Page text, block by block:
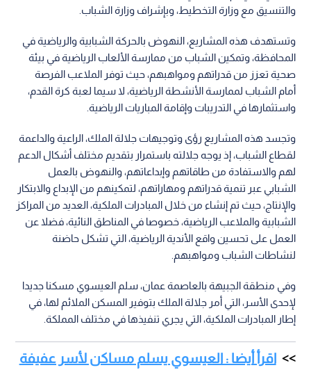
والتنسيق مع وزارة التخطيط، وبإشراف وزارة الشباب.
وتستهدف هذه المشاريع، النهوض بالحركة الشبابية والرياضية في
المحافظة، وتمكين الشباب من ممارسة الألعاب الرياضية في بيئة
صحية تعزز من قدراتهم ومواهبهم، حيث توفر الملاعب الفرصة
أمام الشباب لممارسة الأنشطة الرياضية، لا سيما لعبة كرة القدم،
واستثمارها في التدريبات وإقامة المباريات الرياضية.
وتجسد هذه المشاريع رؤى وتوجيهات جلالة الملك، الراعية والداعمة
لقطاع الشباب، إذ يوجه جلالته باستمرار بتقديم مختلف أشكال الدعم
لهم والاستفادة من طاقاتهم وإبداعاتهم، والنهوض بالعمل
الشبابي عبر تنمية قدراتهم ومهاراتهم، لتمكينهم من الإبداع والابتكار
والإنتاج، حيث تم إنشاء من خلال المبادرات الملكية، العديد من المراكز
الشبابية والملاعب الرياضية، خصوصا في المناطق النائية، فضلا عن
العمل على تحسين واقع الأندية الرياضية، التي تشكل حاضنة
لنشاطات الشباب ومواهبهم.
وفي منطقة الجبيهة بالعاصمة عمان، سلم العيسوي مسكنا جديدا
لإحدى الأسر، التي أمر جلالة الملك بتوفير المسكن الملائم لها، في
إطار المبادرات الملكية، التي يجري تنفيذها في مختلف المملكة.
اقرأ أيضا : العيسوي يسلم مساكن لأسر عفيفة